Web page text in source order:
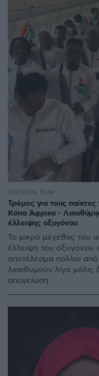
Τρόμος για τους
Κόπα Άφρικα -
έλλειψης οξυγόνου
Το μικρό μέγεθος του
έλλειψη του οξυγόνου
αποτέλεσμα πολλοί
λιποθυμούν λίγα μόλις
απογείωση
11.01.2024, 10:44